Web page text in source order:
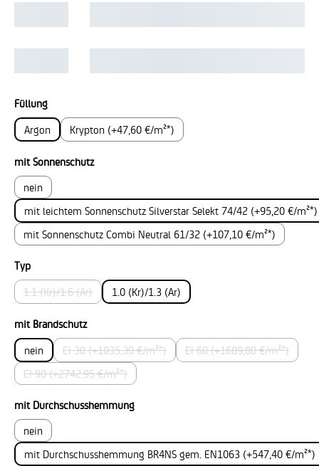
Füllungauswählen
Argon
Krypton (+47,60 €/m²*)
mit Sonnenschutzauswählen
nein
mit leichtem Sonnenschutz Silverstar Selekt 74/42 (+95,20 €/m²*)
mit Sonnenschutz Combi Neutral 61/32 (+107,10 €/m²*)
Typauswählen
1.1 (Kr)/1.6 (Ar)
(Diese Option ist zurzeit nicht verfügbar.)
1.0 (Kr)/1.3 (Ar)
mit Brandschutzauswählen
nein
EI 30 (+1035,30 €/m²*)
(Diese Option ist zurzeit nicht verfügbar.)
EI 60 (+1689,80 €/m²*)
(Diese Option ist
EI 90 (+2742,95 €/m²*)
(Diese Option ist zurzeit nicht verfügbar.)
mit Durchschusshemmungauswählen
nein
mit Durchschusshemmung BR4NS gem. EN1063 (+547,40 €/m²*)